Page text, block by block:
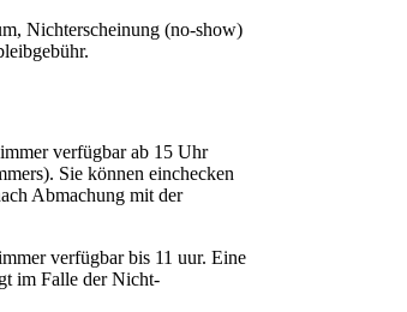
Nichterscheinung (no-show)
verfügbar ab 15 Uhr
Sie können einchecken
Abmachung mit der
verfügbar bis 11 uur. Eine
im Falle der Nicht-